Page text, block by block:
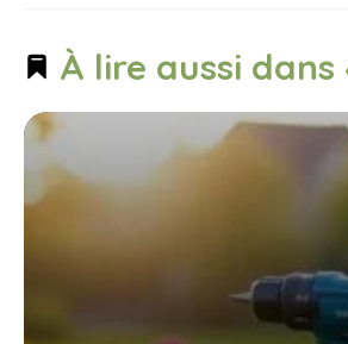
À lire aussi dans